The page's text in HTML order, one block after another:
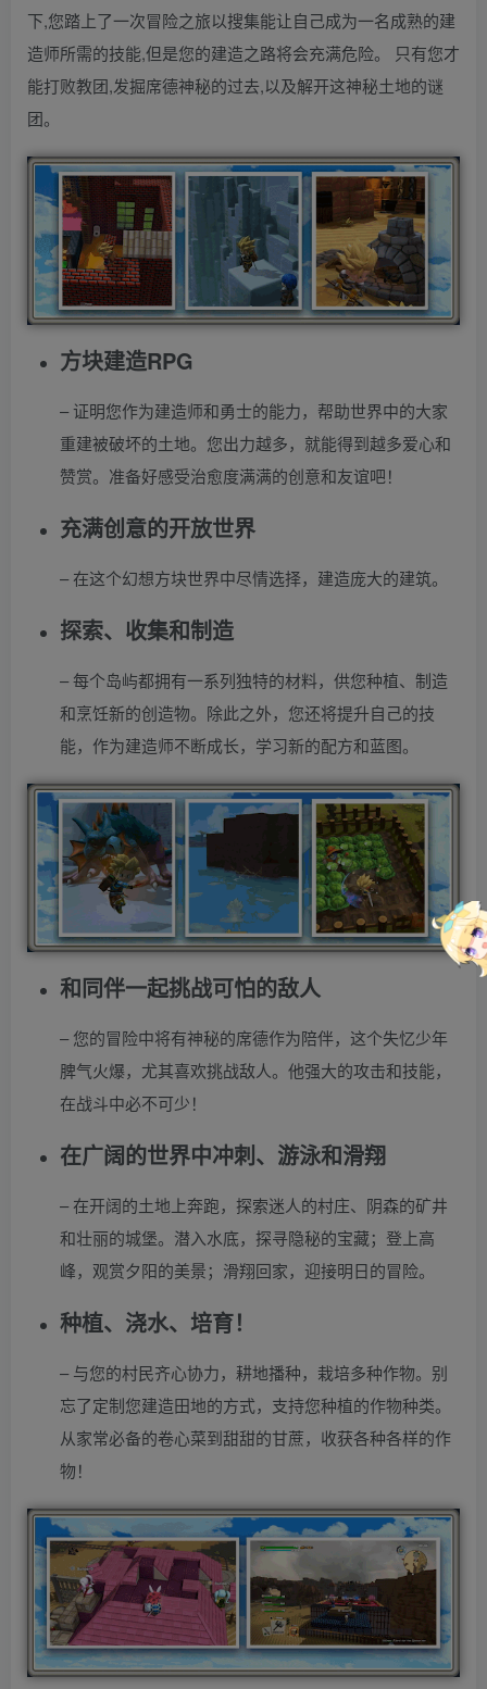
下,您踏上了一次冒险之旅以搜集能让自己成为一名成熟的建
造师所需的技能,但是您的建造之路将会充满危险。 只有您才
能打败教团,发掘席德神秘的过去,以及解开这神秘土地的谜
团。
方块建造RPG
– 证明您作为建造师和勇士的能力，帮助世界中的大家
重建被破坏的土地。您出力越多，就能得到越多爱心和
赞赏。准备好感受治愈度满满的创意和友谊吧！
充满创意的开放世界
– 在这个幻想方块世界中尽情选择，建造庞大的建筑。
探索、收集和制造
– 每个岛屿都拥有一系列独特的材料，供您种植、制造
和烹饪新的创造物。除此之外，您还将提升自己的技
能，作为建造师不断成长，学习新的配方和蓝图。
和同伴一起挑战可怕的敌人
– 您的冒险中将有神秘的席德作为陪伴，这个失忆少年
脾气火爆，尤其喜欢挑战敌人。他强大的攻击和技能，
在战斗中必不可少！
在广阔的世界中冲刺、游泳和滑翔
– 在开阔的土地上奔跑，探索迷人的村庄、阴森的矿井
和壮丽的城堡。潜入水底，探寻隐秘的宝藏；登上高
峰，观赏夕阳的美景；滑翔回家，迎接明日的冒险。
种植、浇水、培育！
– 与您的村民齐心协力，耕地播种，栽培多种作物。别
忘了定制您建造田地的方式，支持您种植的作物种类。
从家常必备的卷心菜到甜甜的甘蔗，收获各种各样的作
物！